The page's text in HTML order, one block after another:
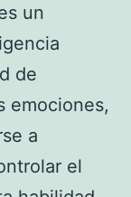
un
de
emociones,
a
el